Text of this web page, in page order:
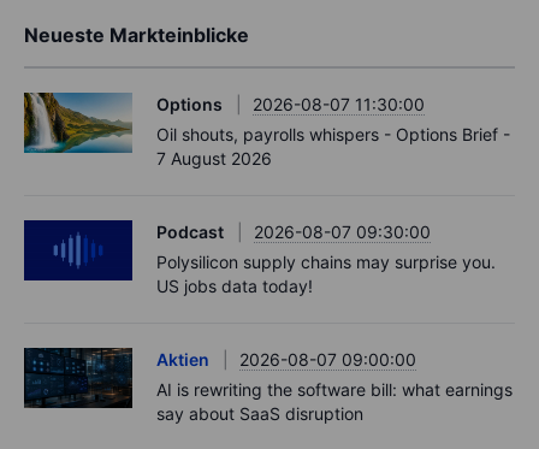
Neueste Markteinblicke
Options
2026-08-07 11:30:00
Oil shouts, payrolls whispers - Options Brief -
7 August 2026
Podcast
2026-08-07 09:30:00
Polysilicon supply chains may surprise you.
US jobs data today!
Aktien
2026-08-07 09:00:00
AI is rewriting the software bill: what earnings
say about SaaS disruption